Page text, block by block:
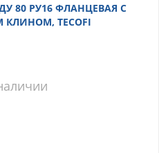
80 РУ16 ФЛАНЦЕВАЯ С
TECOFI